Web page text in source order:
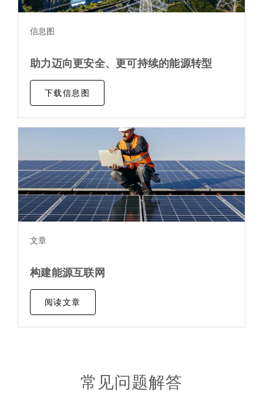
信息图
助力迈向更安全、更可持续的能源转型
下载信息图
文章
构建能源互联网
阅读文章
常见问题解答